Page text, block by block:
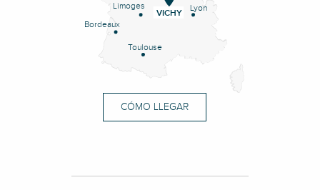
Lyon
Limoges
Bordeaux
Toulouse
VICHY
CÓMO LLEGAR